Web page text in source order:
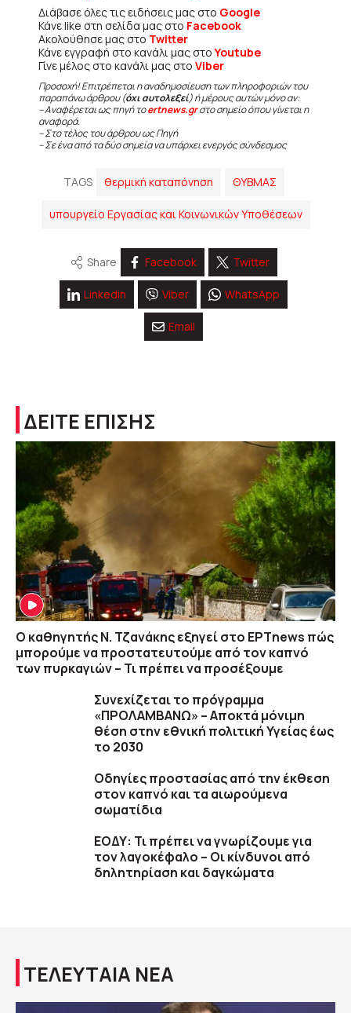
Διάβασε όλες τις ειδήσεις μας στο Google
Κάνε like στη σελίδα μας στο Facebook
Ακολούθησε μας στο Twitter
Κάνε εγγραφή στο κανάλι μας στοYoutube
Γίνε μέλος στο κανάλι μας στο Viber
Προσοχή! Επιτρέπεται η αναδημοσίευση των πληροφοριών του
παραπάνω άρθρου (όχι αυτολεξεί) ή μέρους αυτών μόνο αν:
– Αναφέρεται ως πηγή τοertnews.grστο σημείο όπου γίνεται η
αναφορά.
– Στο τέλος του άρθρου ως Πηγή
– Σε ένα από τα δύο σημεία να υπάρχει ενεργός σύνδεσμος
TAGS θερμική καταπόνηση ΘΥΒΜΑΣ
υπουργείο Εργασίας και Κοινωνικών Υποθέσεων
Share Facebook Twitter
Linkedin Viber WhatsApp
Email
ΔΕΙΤΕ ΕΠΙΣΗΣ
Ο καθηγητής Ν. Τζανάκης εξηγεί στο ΕΡΤnews πώς
μπορούμε να προστατευτούμε από τον καπνό
των πυρκαγιών – Τι πρέπει να προσέξουμε
Συνεχίζεται το πρόγραμμα
«ΠΡΟΛΑΜΒΑΝΩ» – Αποκτά μόνιμη
θέση στην εθνική πολιτική Υγείας έως
το 2030
Οδηγίες προστασίας από την έκθεση
στον καπνό και τα αιωρούμενα
σωματίδια
ΕΟΔΥ: Τι πρέπει να γνωρίζουμε για
τον λαγοκέφαλο – Οι κίνδυνοι από
δηλητηρίαση και δαγκώματα
ΤΕΛΕΥΤΑΙΑ ΝΕΑ